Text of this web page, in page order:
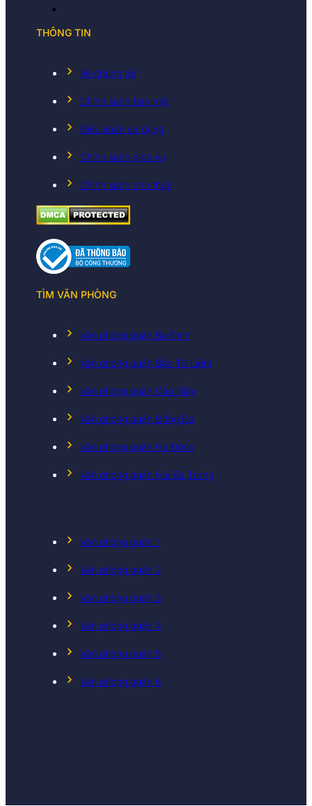
THÔNG TIN
Về chúng tôi
Chính sách bảo mật
Điều koản sử dụng
Chính sách dịch vụ
Chính sách cho thuê
TÌM VĂN PHÒNG
Văn phòng quận Ba Đình
Văn phòng quận Bắc Từ Liêm
Văn phòng quận Cầu Giấy
Văn phòng quận Đống Đa
Văn phòng quận Hà Đông
Văn phòng quận Hai Bà Trưng
Văn phòng quận 1
Văn phòng quận 2
Văn phòng quận 3
Văn phòng quận 4
Văn phòng quận 5
Văn phòng quận 6